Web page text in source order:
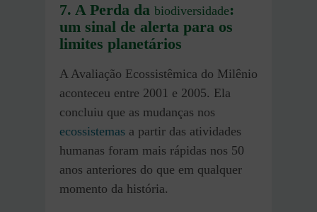
7. A Perda da biodiversidade:
um sinal de alerta para os
limites planetários
A Avaliação Ecossistêmica do Milênio
aconteceu entre 2001 e 2005. Ela
concluiu que as mudanças nos
ecossistemas a partir das atividades
humanas foram mais rápidas nos 50
anos anteriores do que em qualquer
momento da história.